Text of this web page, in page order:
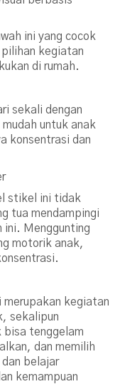
ini yang cocok
kegiatan
di rumah.
sekali dengan
untuk anak
konsentrasi dan
stikel ini tidak
tua mendampingi
ini. Menggunting
motorik anak,
merupakan kegiatan
sekalipun
bisa tenggelam
dan memilih
belajar
kemampuan